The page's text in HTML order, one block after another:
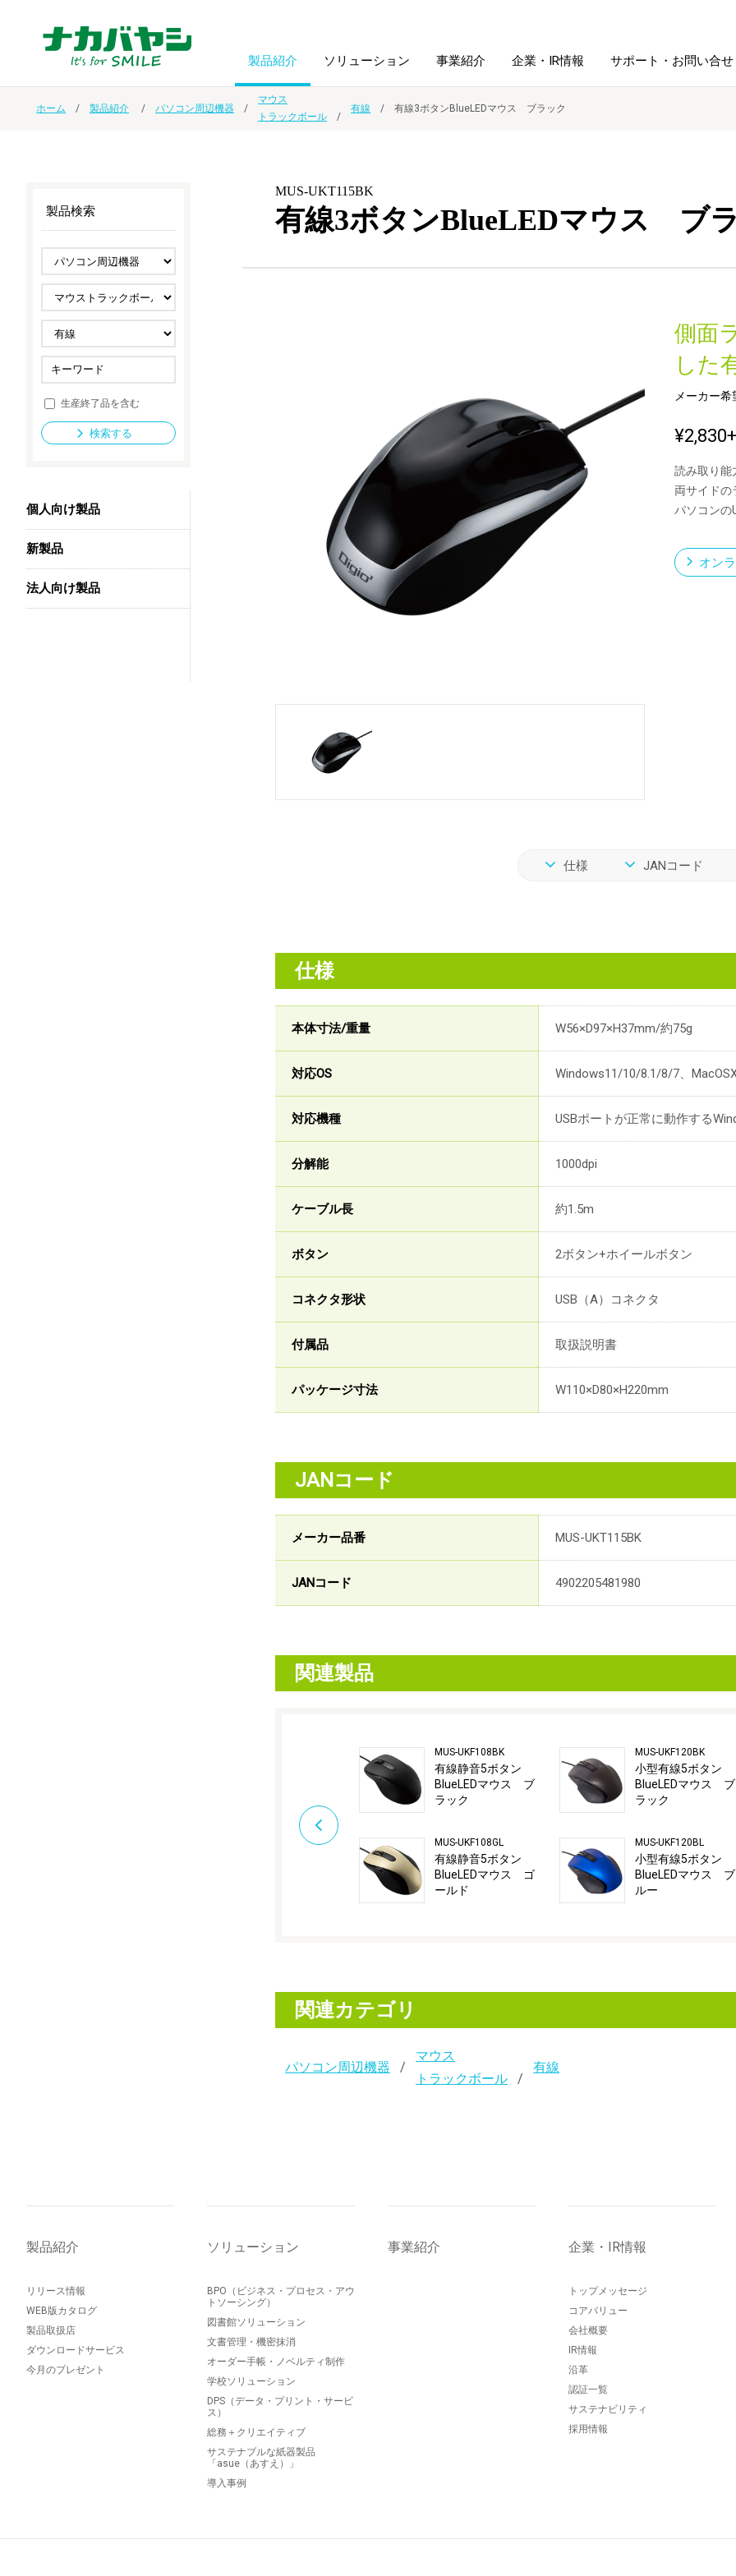
製品紹介
ノート・紙製品
ホルダー用品
スマートフォン・
タブレット関連
ゲーム関連 デジタルカメラ関連
セキュリティ用品
法人向け製品 新製品一覧
ソリューション
オーダー手帳・ノベルティ制作
ドキュメントスキャニングサービス 総務＋クリエイティブ
導入事例
事業紹介 企業・IR情報
IR情報
サステナビリティ 採用情報
サポート・お問い合せ
ホーム 製品紹介 パソコン周辺機器
マウス
トラックボール
有線 有線3ボタンBlueLEDマウス ブラック
MUS-UKT115BK
有線3ボタンBlueLEDマウス ブ
側面
した
メーカー希
¥2,830
読み取り能
両サイドの
パソコンの
オン
仕様 JANコード
仕様
本体寸法/重量 W56×D97×H37mm/約75g
対応OS Windows11/10/8.1/8/7、MacOSX
対応機種 USBポートが正常に動作する
分解能 1000dpi
ケーブル長 約1.5m
ボタン 2ボタン+ホイールボタン
コネクタ形状 USB（A）コネクタ
付属品 取扱説明書
パッケージ寸法 W110×D80×H220mm
JANコード
メーカー品番 MUS-UKT115BK
JANコード 4902205481980
関連製品
MUS-UKF108BK
有線静音5ボタン
BlueLEDマウス ブ
ラック
MUS-UKF108GL
有線静音5ボタン
BlueLEDマウス ゴ
ールド
MUS-UKF120BK
小型有線5ボタン
BlueLEDマウス ブ
ラック
MUS-UKF120BL
小型有線5ボタン
BlueLEDマウス ブ
ルー
関連カテゴリ
パソコン周辺機器
マウス
トラックボール
有線
製品検索
生産終了品を含む
検索する
個人向け製品
新製品
法人向け製品
製品紹介
リリース情報
WEB版カタログ
製品取扱店
ダウンロードサービス
今月のプレゼント
ソリューション
BPO（ビジネス・プロセス・アウ
トソーシング）
図書館ソリューション
文書管理・機密抹消
オーダー手帳・ノベルティ制作
学校ソリューション
DPS（データ・プリント・サービ
ス）
総務＋クリエイティブ
サステナブルな紙器製品
「asue（あすえ）」
導入事例
事業紹介 企業・IR情報
トップメッセージ
コアバリュー
会社概要
IR情報
沿革
認証一覧
サステナビリティ
採用情報